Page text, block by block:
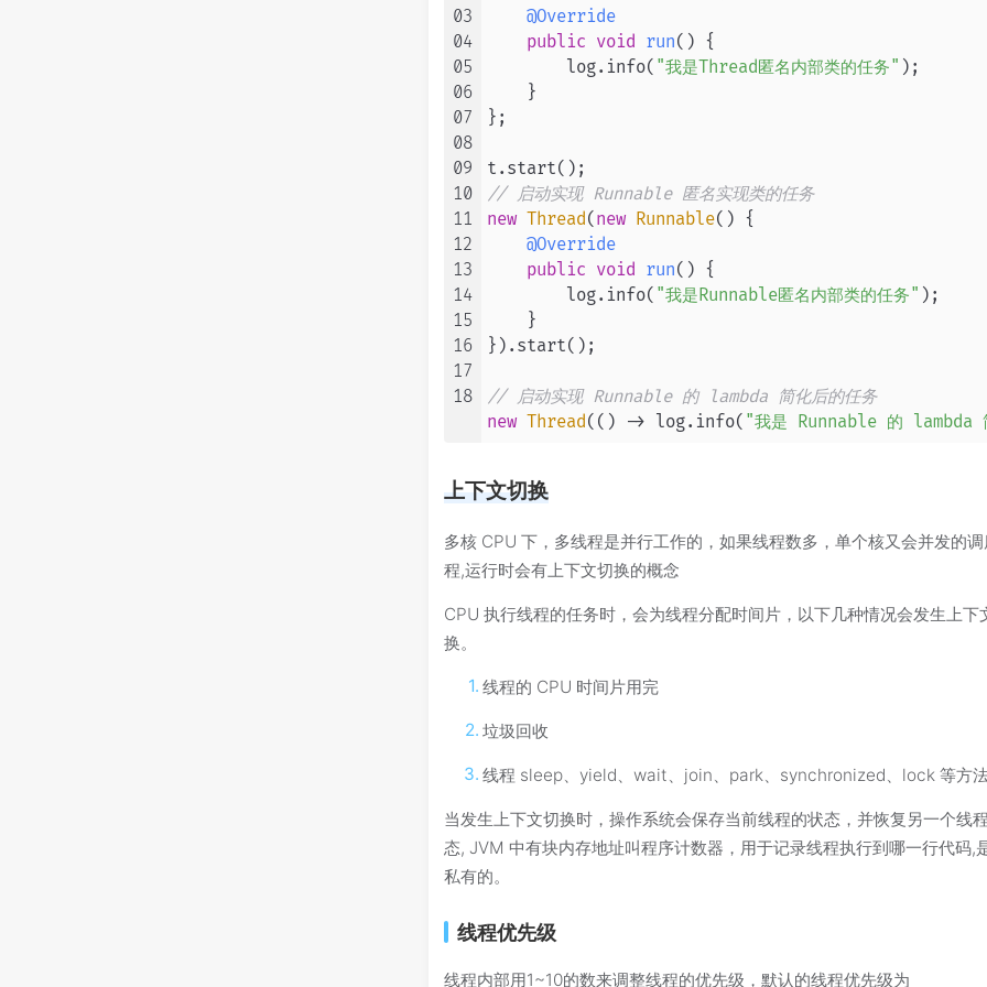
03
04
05
06
07
08
09
10
11
12
13
14
15
16
17
18
@Override
public void run() {
        log.info(
"我是Thread匿名内部类的任务" );
    }
};
// 启动实现 Runnable 匿名实现类的任务
new Thread ( new Runnable() {
@Override
public void run() {
        log.info(
"我是Runnable匿名内部类的任务" );
    }
}).start();
// 启动实现 Runnable 的 lambda 简化后的任务
new Thread (() -> log.info( "我是 Runnable 的 lambda
上下文切换
多核 CPU 下，多线程是并行工作的，如果线程数多，单个核又会并发的
程,运行时会有上下文切换的概念
CPU 执行线程的任务时，会为线程分配时间片，以下几种情况会发生上下
换。
线程的 CPU 时间片用完
垃圾回收
线程 sleep、yield、wait、join、park、synchronized、lock 等方
当发生上下文切换时，操作系统会保存当前线程的状态，并恢复另一个线
态, JVM 中有块内存地址叫程序计数器，用于记录线程执行到哪一行代码,
私有的。
线程优先级
线程内部用1~10的数来调整线程的优先级，默认的线程优先级为